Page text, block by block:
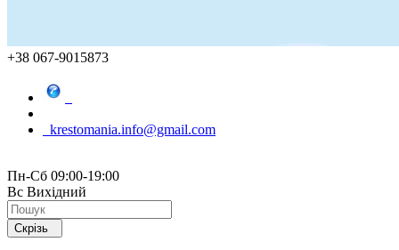
+38 067-9015873
krestomania.info@gmail.com
Пн-Сб 09:00-19:00
Вс Вихідний
Скрізь